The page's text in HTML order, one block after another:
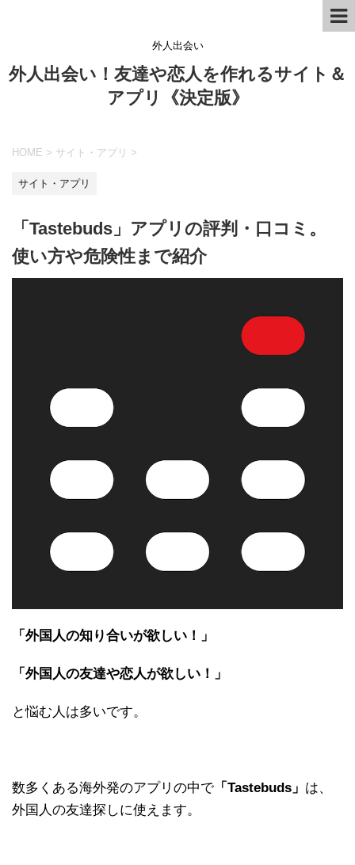
外人出会い
外人出会い！友達や恋人を作れるサイト＆
アプリ《決定版》
HOME > サイト・アプリ >
サイト・アプリ
「Tastebuds」アプリの評判・口コミ。
使い方や危険性まで紹介
「外国人の知り合いが欲しい！」
「外国人の友達や恋人が欲しい！」
と悩む人は多いです。
数多くある海外発のアプリの中で「Tastebuds」 は、
外国人の友達探しに使えます。